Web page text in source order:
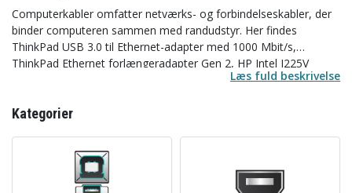
Computerkabler omfatter netværks- og forbindelseskabler, der
binder computeren sammen med randudstyr. Her findes
ThinkPad USB 3.0 til Ethernet-adapter med 1000 Mbit/s,
ThinkPad Ethernet forlængeradapter Gen 2, HP Intel I225V
Single Port 2.5GbE PCIe NIC og 2.5GbE LAN Flex Port til
ADLX65NCC3A 20V 3,25A med UK-stik. Almindelige mærker er
Læs fuld beskrivelse
Kategorier